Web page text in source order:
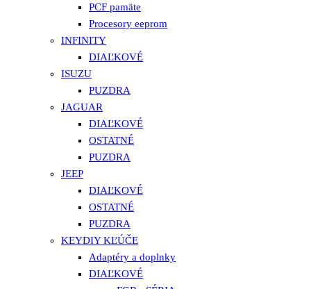
PCF pamäte
Procesory eeprom
INFINITY
DIAĽKOVÉ
ISUZU
PUZDRA
JAGUAR
DIAĽKOVÉ
OSTATNÉ
PUZDRA
JEEP
DIAĽKOVÉ
OSTATNÉ
PUZDRA
KEYDIY KĽÚČE
Adaptéry a doplnky
DIAĽKOVÉ